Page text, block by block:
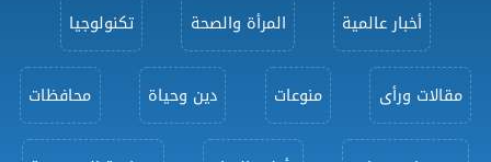
أخبار عالمية المرأة والصحة تكنولوجيا
مقالات ورأى منوعات دين وحياة محافظات